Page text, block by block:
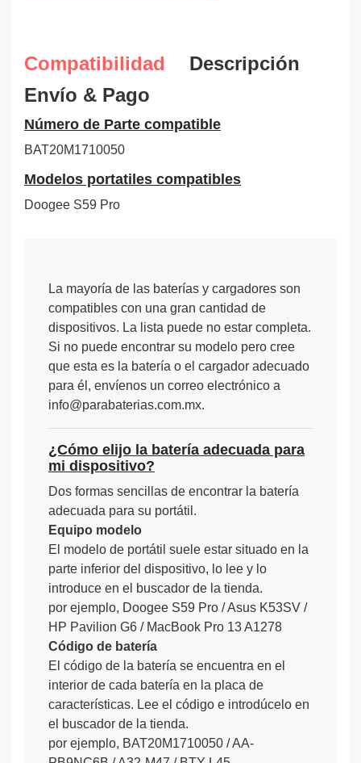
Compatibilidad
Descripción
Envío & Pago
Número de Parte compatible
BAT20M1710050
Modelos portatiles compatibles
Doogee S59 Pro
La mayoría de las baterías y cargadores son
compatibles con una gran cantidad de
dispositivos. La lista puede no estar completa.
Si no puede encontrar su modelo pero cree
que esta es la batería o el cargador adecuado
para él, envíenos un correo electrónico a
info@parabaterias.com.mx.
¿Cómo elijo la batería adecuada para
mi dispositivo?
Dos formas sencillas de encontrar la batería
adecuada para su portátil.
Equipo modelo
El modelo de portátil suele estar situado en la
parte inferior del dispositivo, lo lee y lo
introduce en el buscador de la tienda.
por ejemplo, Doogee S59 Pro / Asus K53SV /
HP Pavilion G6 / MacBook Pro 13 A1278
Código de batería
El código de la batería se encuentra en el
interior de cada batería en la placa de
características. Lee el código e introdúcelo en
el buscador de la tienda.
por ejemplo, BAT20M1710050 / AA-